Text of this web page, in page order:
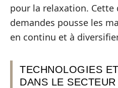
pour la relaxation. Cette
demandes pousse les
en continu et à
TECHNOLOGIES
DANS LE SECTEUR